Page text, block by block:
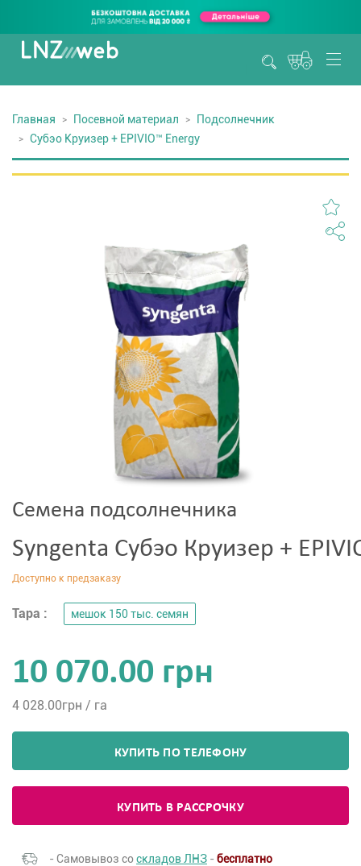
Главная Посевной материал
Подсолнечник
Субэо Круизер + EPIVIO™ Energy
Семена подсолнечника
Syngenta Субэо Круизер +
Тара : мешок 150 тыс. семян
10 070.00 грн
4 028.00грн / га
КУПИТЬ ПО ТЕЛЕФОНУ
КУПИТЬ В РАССРОЧКУ
- Самовывоз соскладов ЛНЗ - бесплатно